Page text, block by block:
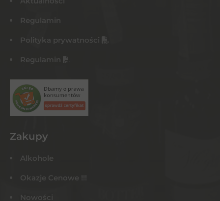
Regulamin
Polityka prywatności
Regulamin
Zakupy
Alkohole
Okazje Cenowe !!!
Nowości